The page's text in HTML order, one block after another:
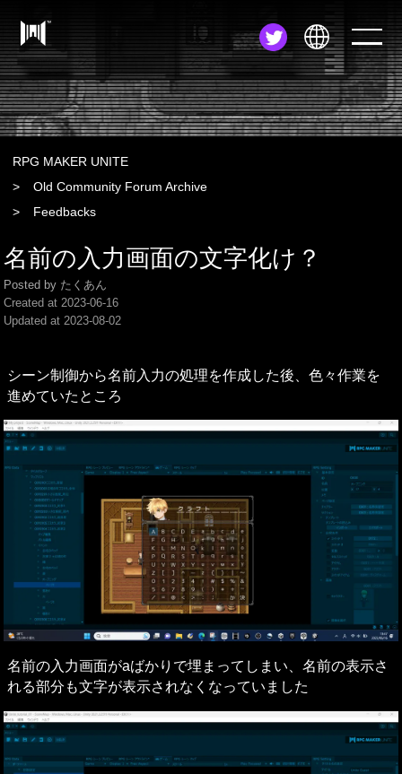
JA
EN
RPG MAKER UNITE
Old Community Forum Archive
Feedbacks
名前の入力画面の文字化け？
Posted by たくあん
Created at 2023-06-16
Updated at 2023-08-02
シーン制御から名前入力の処理を作成した後、色々作業を
進めていたところ
名前の入力画面がaばかりで埋まってしまい、名前の表示さ
れる部分も文字が表示されなくなっていました